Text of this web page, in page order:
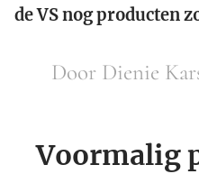
de VS nog producten
Door Dienie
Voormalig